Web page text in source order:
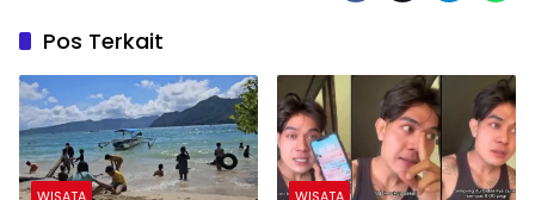
Pos Terkait
WISATA WISATA